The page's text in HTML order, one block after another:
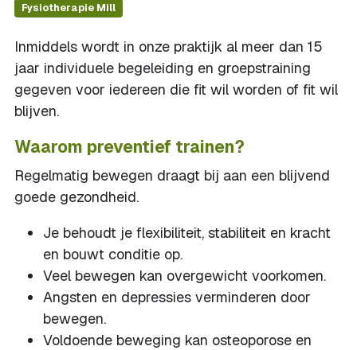
Fysiotherapie Mill
Inmiddels wordt in onze praktijk al meer dan 15
jaar individuele begeleiding en groepstraining
gegeven voor iedereen die fit wil worden of fit wil
blijven.
Waarom preventief trainen?
Regelmatig bewegen draagt bij aan een blijvend
goede gezondheid.
Je behoudt je flexibiliteit, stabiliteit en kracht
en bouwt conditie op.
Veel bewegen kan overgewicht voorkomen.
Angsten en depressies verminderen door
bewegen.
Voldoende beweging kan osteoporose en